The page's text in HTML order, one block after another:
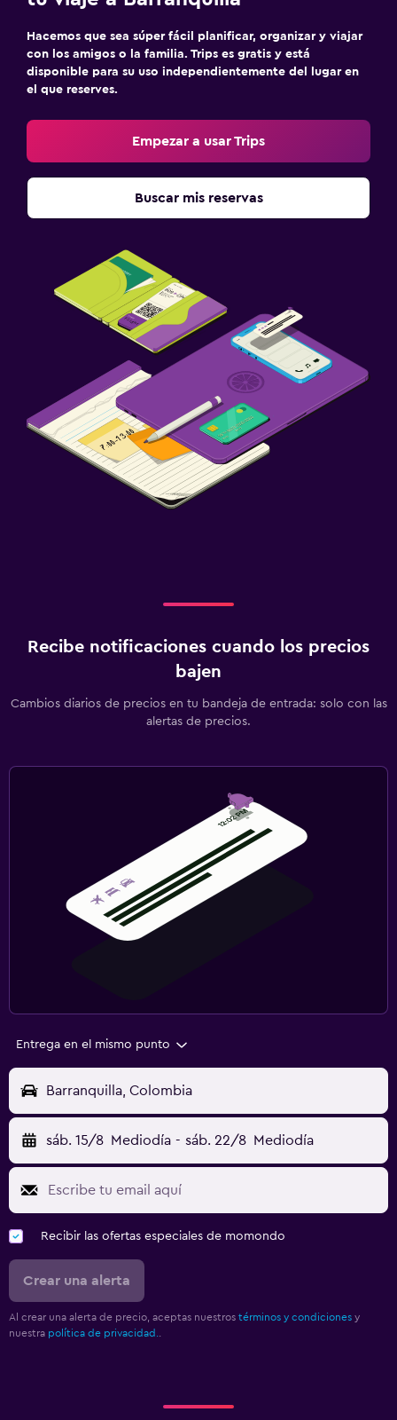
Hacemos que sea súper fácil planificar, organizar y viajar
con los amigos o la familia. Trips es gratis y está
disponible para su uso independientemente del lugar en
el que reserves.
Empezar a usar Trips
Buscar mis reservas
Recibe notificaciones cuando los precios
bajen
Cambios diarios de precios en tu bandeja de entrada: solo con las
alertas de precios.
Entrega en el mismo punto
Barranquilla, Colombia
sáb. 15/8 Mediodía - sáb. 22/8 Mediodía
Recibir las ofertas especiales de momondo
Crear una alerta
Al crear una alerta de precio, aceptas nuestros términos y condiciones y
nuestra política de privacidad.